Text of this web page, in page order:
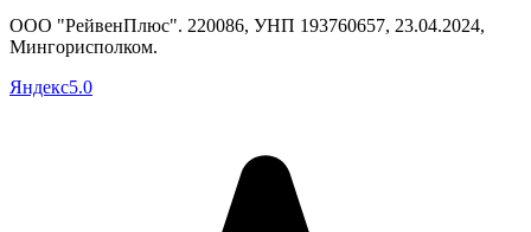
ООО "РейвенПлюс". 220086, УНП 193760657, 23.04.2024,
Мингорисполком.
Яндекс5.0